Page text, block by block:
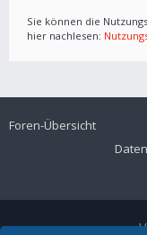
Sie können die
hier nachlesen:
Foren-Übersicht